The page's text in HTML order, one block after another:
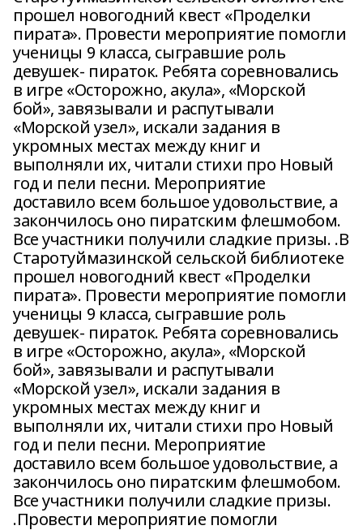
прошел новогодний квест «Проделки
пирата». Провести мероприятие помогли
ученицы 9 класса, сыгравшие роль
девушек- пираток. Ребята соревновались
в игре «Осторожно, акула», «Морской
бой», завязывали и распутывали
«Морской узел», искали задания в
укромных местах между книг и
выполняли их, читали стихи про Новый
год и пели песни. Мероприятие
доставило всем большое удовольствие, а
закончилось оно пиратским флешмобом.
Все участники получили сладкие призы. .В
Старотуймазинской сельской библиотеке
прошел новогодний квест «Проделки
пирата». Провести мероприятие помогли
ученицы 9 класса, сыгравшие роль
девушек- пираток. Ребята соревновались
в игре «Осторожно, акула», «Морской
бой», завязывали и распутывали
«Морской узел», искали задания в
укромных местах между книг и
выполняли их, читали стихи про Новый
год и пели песни. Мероприятие
доставило всем большое удовольствие, а
закончилось оно пиратским флешмобом.
Все участники получили сладкие призы.
.Провести мероприятие помогли